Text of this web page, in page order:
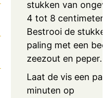
stukken van
4 tot 8 centimeter.
Bestrooi de stukken
paling met een
zeezout en peper.
Laat de vis een
minuten op